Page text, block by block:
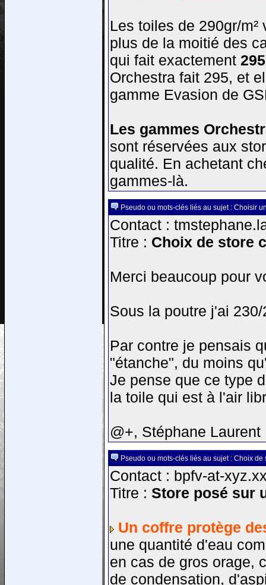
Les toiles de 290gr/
plus de la moitié des
qui fait exactement
Orchestra fait 295, et
gamme Evasion de
Les gammes
sont réservées aux
qualité. En achetant
gammes-là.
Pseudo ou mots-clés liés au sujet : Choisir
Contact :
Titre : Choix de store
Merci beaucoup pour
Sous la poutre j'ai
Par contre je pensais
"étanche", du moins
Je pense que ce type
la toile qui est à l'air
@+, Stéphane Laurent
Pseudo ou mots-clés liés au sujet : Choix de
Contact : bpfv-at-
Titre : Store posé sur
Un coffre protège
une quantité d'eau
en cas de gros orage,
de condensation,